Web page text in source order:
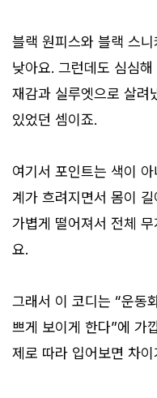
블랙 원피스와 블랙 스
낮아요. 그런데도 심심
재감과 실루엣으로 살려
있었던 셈이죠.
여기서 포인트는 색이
계가 흐려지면서 몸이
가볍게 떨어져서 전체
요.
그래서 이 코디는 “운동
쁘게 보이게 한다”에 가
제로 따라 입어보면 차